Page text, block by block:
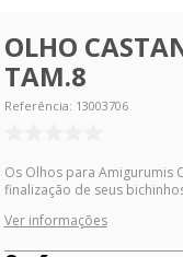
OLHO
TAM.8
Referência: 13003706
Os Olhos para Amigurumis
finalização de seus
Ver informações